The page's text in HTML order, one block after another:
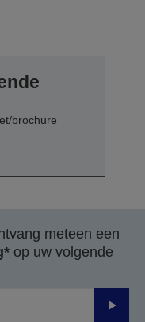
brochure
meteen een
op uw volgende